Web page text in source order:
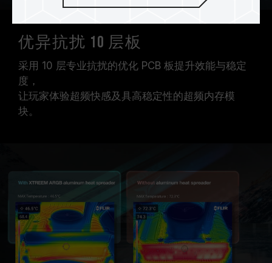
优异抗扰 10 层板
采用 10 层专业抗扰的优化 PCB 板提升效能与稳定
度，
让玩家体验超频快感及具高稳定性的超频内存模
块。